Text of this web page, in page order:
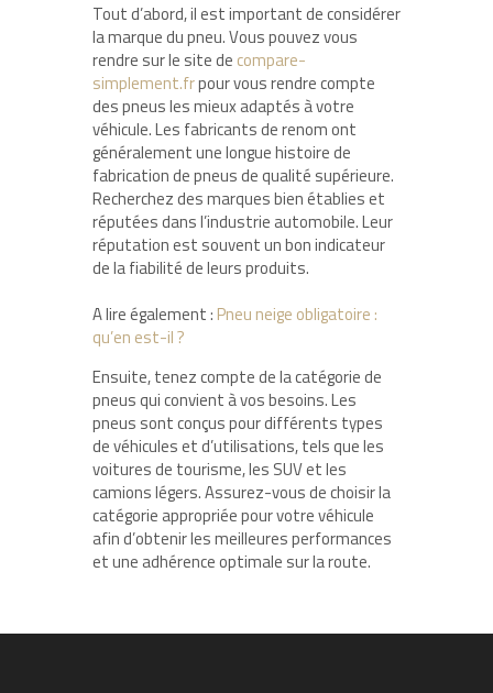
Tout d’abord, il est important de considérer
la marque du pneu. Vous pouvez vous
rendre sur le site de compare-
simplement.frpour vous rendre compte
des pneus les mieux adaptés à votre
véhicule. Les fabricants de renom ont
généralement une longue histoire de
fabrication de pneus de qualité supérieure.
Recherchez des marques bien établies et
réputées dans l’industrie automobile. Leur
réputation est souvent un bon indicateur
de la fiabilité de leurs produits.
A lire également : Pneu neige obligatoire :
qu’en est-il ?
Ensuite, tenez compte de la catégorie de
pneus qui convient à vos besoins. Les
pneus sont conçus pour différents types
de véhicules et d’utilisations, tels que les
voitures de tourisme, les SUV et les
camions légers. Assurez-vous de choisir la
catégorie appropriée pour votre véhicule
afin d’obtenir les meilleures performances
et une adhérence optimale sur la route.